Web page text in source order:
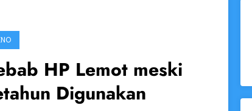
HP Lemot meski
Digunakan